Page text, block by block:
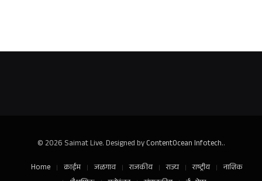
© 2026 Saimat Live. Designed byContentOcean Infotech..
Home
क्राईम जळगाव राजकीय राज्य राष्ट्रीय
नाशिक